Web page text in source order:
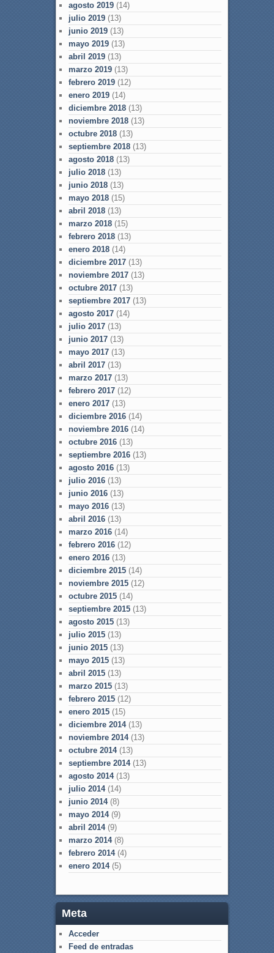
agosto 2019(14)
julio 2019(13)
junio 2019(13)
mayo 2019(13)
abril 2019(13)
marzo 2019(13)
febrero 2019(12)
enero 2019(14)
diciembre 2018(13)
noviembre 2018(13)
octubre 2018(13)
septiembre 2018(13)
agosto 2018(13)
julio 2018(13)
junio 2018(13)
mayo 2018(15)
abril 2018(13)
marzo 2018(15)
febrero 2018(13)
enero 2018(14)
diciembre 2017(13)
noviembre 2017(13)
octubre 2017(13)
septiembre 2017(13)
agosto 2017(14)
julio 2017(13)
junio 2017(13)
mayo 2017(13)
abril 2017(13)
marzo 2017(13)
febrero 2017(12)
enero 2017(13)
diciembre 2016(14)
noviembre 2016(14)
octubre 2016(13)
septiembre 2016(13)
agosto 2016(13)
julio 2016(13)
junio 2016(13)
mayo 2016(13)
abril 2016(13)
marzo 2016(14)
febrero 2016(12)
enero 2016(13)
diciembre 2015(14)
noviembre 2015(12)
octubre 2015(14)
septiembre 2015(13)
agosto 2015(13)
julio 2015(13)
junio 2015(13)
mayo 2015(13)
abril 2015(13)
marzo 2015(13)
febrero 2015(12)
enero 2015(15)
diciembre 2014(13)
noviembre 2014(13)
octubre 2014(13)
septiembre 2014(13)
agosto 2014(13)
julio 2014(14)
junio 2014(8)
mayo 2014(9)
abril 2014(9)
marzo 2014(8)
febrero 2014(4)
enero 2014(5)
Meta
Acceder
Feed de entradas